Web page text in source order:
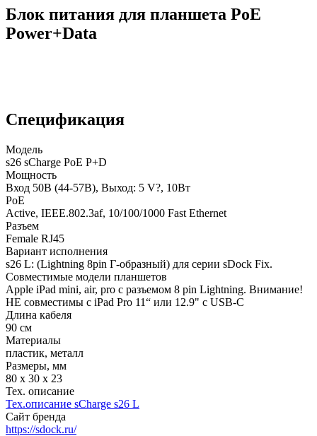
Блок питания для планшета PoE
Power+Data
Спецификация
Модель
s26 sCharge PoE P+D
Мощность
Вход 50В (44-57В), Выход: 5 V?, 10Вт
PoE
Active, IEEE.802.3af, 10/100/1000 Fast Ethernet
Разъем
Female RJ45
Вариант исполнения
s26 L: (Lightning 8pin Г-образный) для серии sDock Fix.
Совместимые модели планшетов
Apple iPad mini, air, pro с разъемом 8 pin Lightning. Внимание!
НЕ совместимы с iPad Pro 11“ или 12.9" с USB-C
Длина кабеля
90 см
Материалы
пластик, металл
Размеры, мм
80 х 30 х 23
Тех. описание
Тех.описание sCharge s26 L
Сайт бренда
https://sdock.ru/